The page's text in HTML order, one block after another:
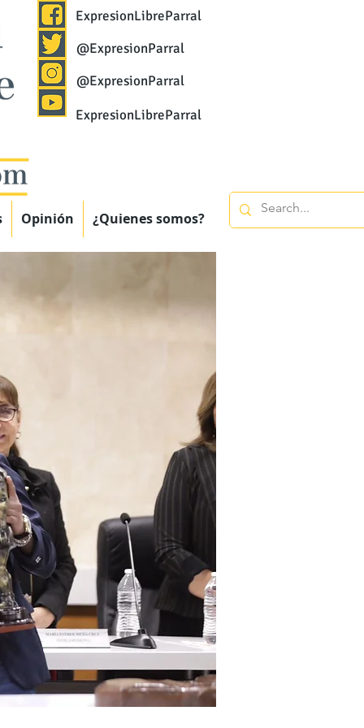
ExpresionLibreParral
@ExpresionParral
@ExpresionParral
ExpresionLibreParral
Opinión ¿Quienes somos?